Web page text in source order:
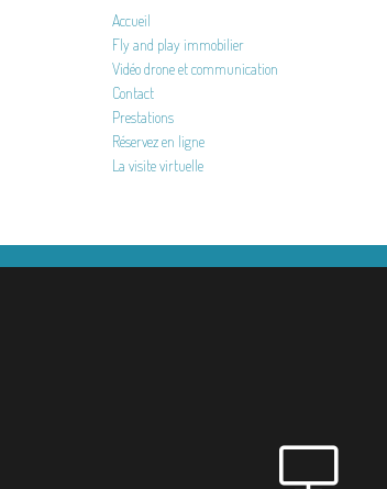
Accueil
Fly and play immobilier
Vidéo drone et communication
Contact
Prestations
Réservez en ligne
La visite virtuelle